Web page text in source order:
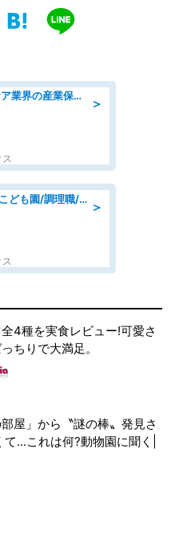
＞
「土日祝休み」ヘルスケア業界の産業保健師/高時給/未経験OK/要資格:保健師、正看護師
＞
管理栄養士/栄養士/認定こども園/調理職/認定こども園/週3日～相談可能
4種を実食レビュー!可愛さ
ちりで大満足。
部屋」から〝謎の棒〟発見さ
...これは何?動物園に聞く|